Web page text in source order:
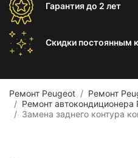
Гарантиядо 2 лет
Скидки постоянным
Ремонт Peugeot
Ремонт
Ремонт автокондиционера
Замена заднего контура